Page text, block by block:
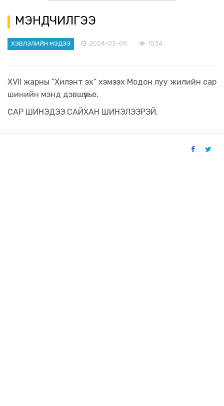
МЭНДЧИЛГЭЭ
ХЭВЛЭЛИЙН МЭДЭЭ 2024-02-09 1034
XVII жарны “Хилэнт эх” хэмээх Модон луу жилийн сар
шинийн мэнд дэвшүүлье.
САР ШИНЭДЭЭ САЙХАН ШИНЭЛЭЭРЭЙ.